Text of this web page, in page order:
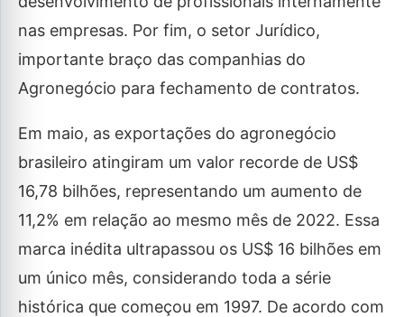
nas empresas. Por fim, o setor Jurídico,
importante braço das companhias do
Agronegócio para fechamento de contratos.
Em maio, as exportações do agronegócio
brasileiro atingiram um valor recorde de US$
16,78 bilhões, representando um aumento de
11,2% em relação ao mesmo mês de 2022. Essa
marca inédita ultrapassou os US$ 16 bilhões em
um único mês, considerando toda a série
histórica que começou em 1997. De acordo com